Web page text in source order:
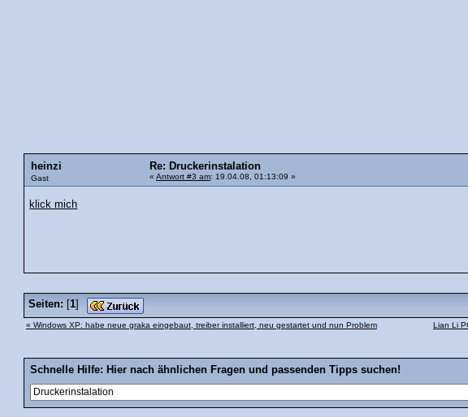
heinzi
Gast
Re: Druckerinstalation
« Antwort #3 am: 19.04.08, 01:13:09 »
klick mich
Seiten: [1]
« Windows XP: habe neue graka eingebaut, treiber installiert, neu gestartet und nun Problem Lian Li
Schnelle Hilfe: Hier nach ähnlichen Fragen und passenden Tipps suchen!